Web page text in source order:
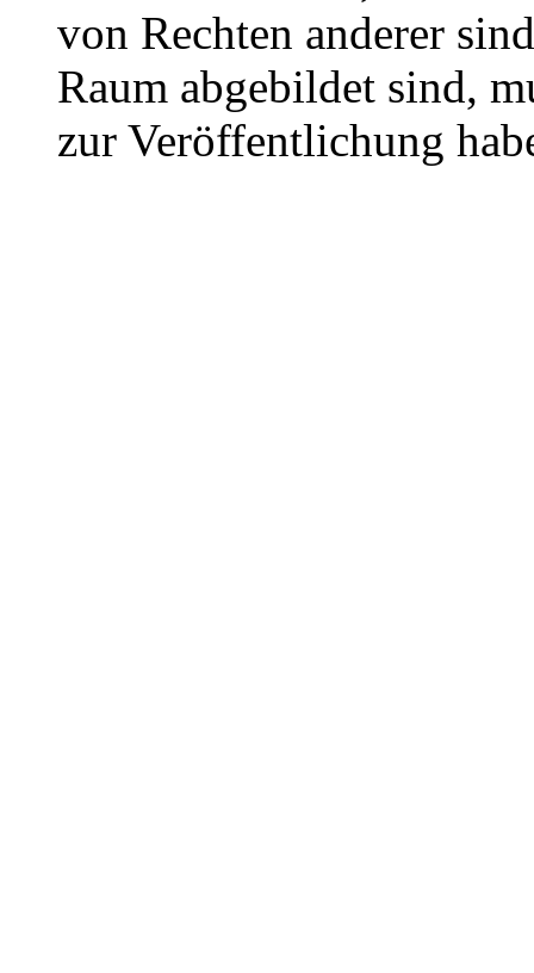
von Rechten anderer
Raum abgebildet sind,
zur Veröffentlichung